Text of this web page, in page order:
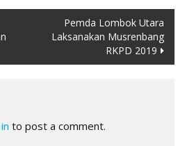
Pemda Lombok Utara
Laksanakan Musrenbang
RKPD 2019
to post a comment.